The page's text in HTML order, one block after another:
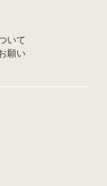
いて
願い